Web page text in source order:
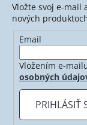
Vložte svoj e-mail
nových
Email
Vložením e-
osobných
PRIHLÁSIŤ